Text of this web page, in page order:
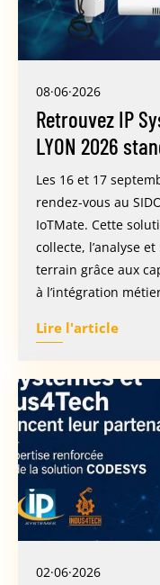
08·06·2026
Retrouvez IP
LYON 2026
Les 16 et 17
rendez-vous au
IoTMate. Cette
collecte, l’analyse
terrain grâce aux
à l’intégration
Lire l'article
02·06·2026